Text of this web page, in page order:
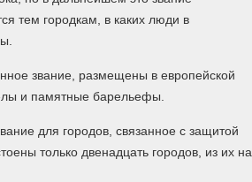
тем городкам, в каких люди в
звание, размещены в европейской
и памятные барельефы.
для городов, связанное с защитой
только двенадцать городов, из их на